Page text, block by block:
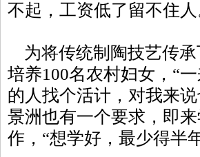
不起，工资低了留不住人
为将传统制陶技艺传承
培养100名农村妇女，“
的人找个活计，对我来
景洲也有一个要求，即
作，“想学好，最少得半